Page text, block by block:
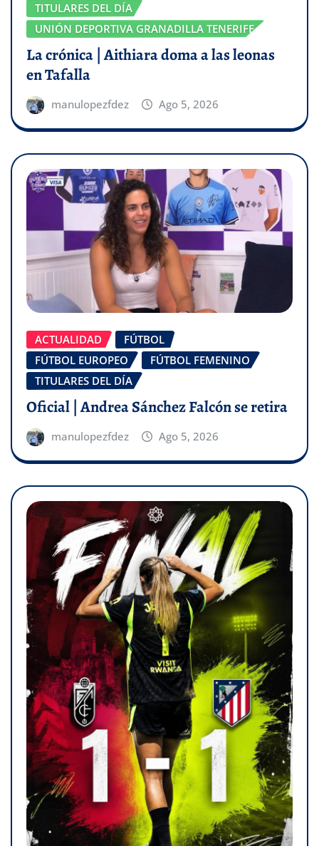
TITULARES DEL DÍA
UNIÓN DEPORTIVA GRANADILLA TENERIFE
La crónica | Aithiara doma a las leonas
en Tafalla
manulopezfdez Ago 5, 2026
ACTUALIDAD
FÚTBOL
FÚTBOL EUROPEO
FÚTBOL FEMENINO
TITULARES DEL DÍA
Oficial | Andrea Sánchez Falcón se retira
manulopezfdez Ago 5, 2026